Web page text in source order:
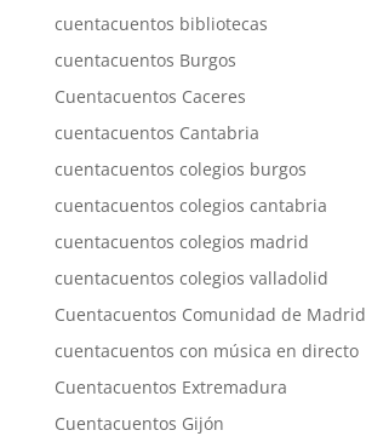
cuentacuentos bibliotecas
cuentacuentos Burgos
Cuentacuentos Caceres
cuentacuentos Cantabria
cuentacuentos colegios burgos
cuentacuentos colegios cantabria
cuentacuentos colegios madrid
cuentacuentos colegios valladolid
Cuentacuentos Comunidad de Madrid
cuentacuentos con música en directo
Cuentacuentos Extremadura
Cuentacuentos Gijón